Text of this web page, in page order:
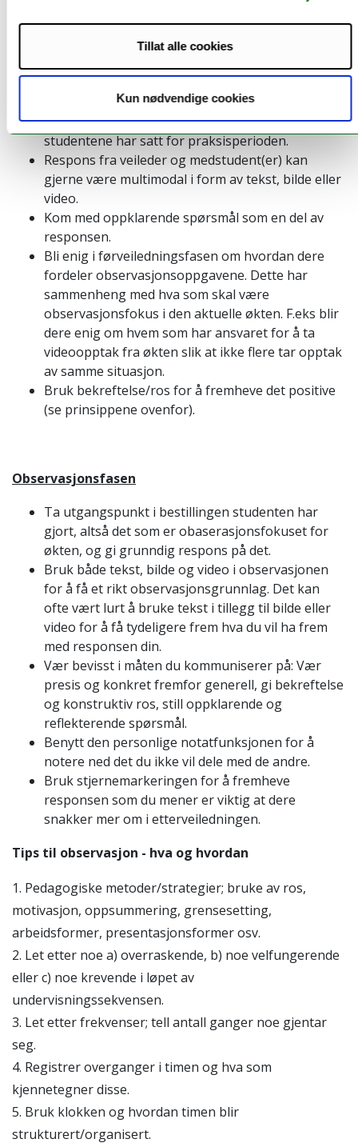
Tillat alle cookies
Kun nødvendige cookies
Avklar hvem som gir respons på planen i MOSO
og hva dere gir respons på, og hva dere evt.
snakker om i førveiledningssamtalen.
Tydelig bestilling i planen. Mange studenter
observasjonsfokuset under den aktuelle økten.
Det kan gjerne være noe fra utviklingsmålene
studentene har satt for praksisperioden.
Respons fra veileder og medstudent(er) kan
gjerne være multimodal i form av tekst, bilde eller
video.
Kom med oppklarende spørsmål som en del av
responsen.
Bli enig i førveiledningsfasen om hvordan dere
fordeler observasjonsoppgavene. Dette har
sammenheng med hva som skal være
observasjonsfokus i den aktuelle økten. F.eks blir
dere enig om hvem som har ansvaret for å ta
videoopptak fra økten slik at ikke flere tar opptak
av samme situasjon.
Bruk bekreftelse/ros for å fremheve det positive
(se prinsippene ovenfor).
Observasjonsfasen
Ta utgangspunkt i bestillingen studenten har
gjort, altså det som er obaserasjonsfokuset for
økten, og gi grunndig respons på det.
Bruk både tekst, bilde og video i observasjonen
for å få et rikt observasjonsgrunnlag. Det kan
ofte vært lurt å bruke tekst i tillegg til bilde eller
video for å få tydeligere frem hva du vil ha frem
med responsen din.
Vær bevisst i måten du kommuniserer på: Vær
presis og konkret fremfor generell, gi bekreftelse
og konstruktiv ros, still oppklarende og
reflekterende spørsmål.
Benytt den personlige notatfunksjonen for å
notere ned det du ikke vil dele med de andre.
Bruk stjernemarkeringen for å fremheve
responsen som du mener er viktig at dere
snakker mer om i etterveiledningen.
Tips til observasjon - hva og hvordan
1. Pedagogiske metoder/strategier; bruke av ros,
motivasjon, oppsummering, grensesetting,
arbeidsformer, presentasjonsformer osv.
2. Let etter noe a) overraskende, b) noe velfungerende
eller c) noe krevende i løpet av
undervisningssekvensen.
3. Let etter frekvenser; tell antall ganger noe gjentar
seg.
4. Registrer overganger i timen og hva som
kjennetegner disse.
5. Bruk klokken og hvordan timen blir
strukturert/organisert.